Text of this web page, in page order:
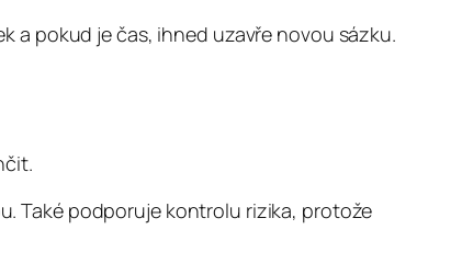
a pokud je čas, ihned uzavře novou sázku.
Také podporuje kontrolu rizika, protože